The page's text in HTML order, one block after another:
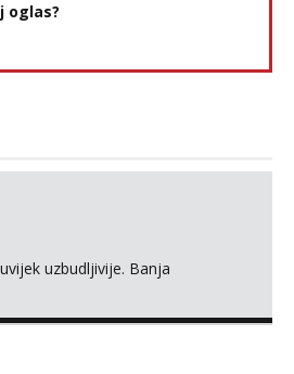
oglas?
uzbudljivije. Banja